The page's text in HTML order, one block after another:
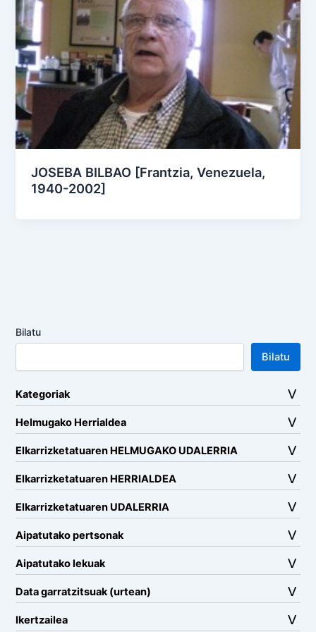
JOSEBA BILBAO [Frantzia, Venezuela,
1940-2002]
Bilatu
Bilatu
Kategoriak
Helmugako Herrialdea
Elkarrizketatuaren HELMUGAKO UDALERRIA
Elkarrizketatuaren HERRIALDEA
Elkarrizketatuaren UDALERRIA
Aipatutako pertsonak
Aipatutako lekuak
Data garratzitsuak (urtean)
Ikertzailea